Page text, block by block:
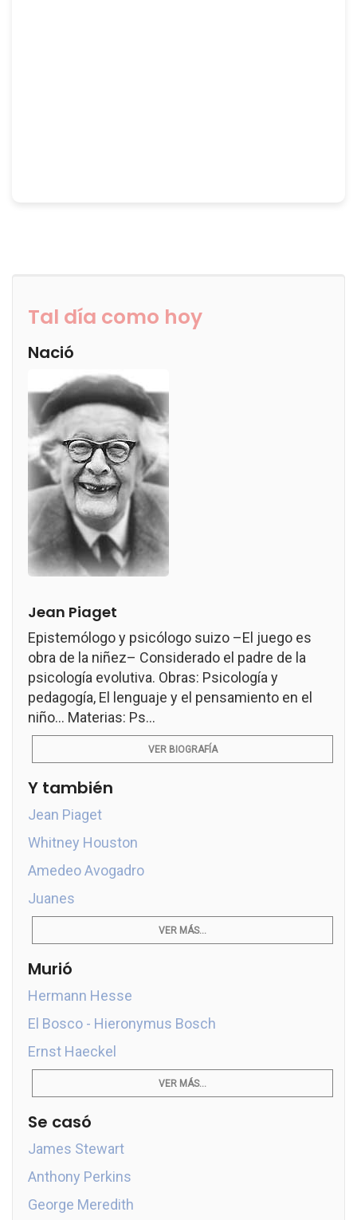
Tal día como hoy
Nació
Jean Piaget
Epistemólogo y psicólogo suizo –El juego es
obra de la niñez– Considerado el padre de la
psicología evolutiva. Obras: Psicología y
pedagogía, El lenguaje y el pensamiento en el
niño... Materias: Ps...
VER BIOGRAFÍA
Y también
Jean Piaget
Whitney Houston
Amedeo Avogadro
Juanes
VER MÁS...
Murió
Hermann Hesse
El Bosco - Hieronymus Bosch
Ernst Haeckel
VER MÁS...
Se casó
James Stewart
Anthony Perkins
George Meredith